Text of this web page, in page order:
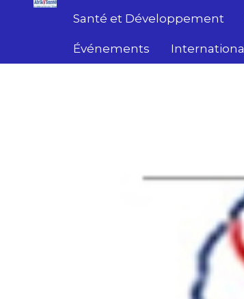
Santé et Développement
Événements International